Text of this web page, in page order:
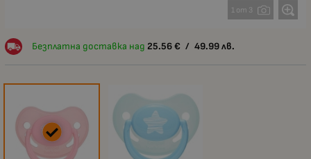
1 от 3
Безплатна доставка над 25.56 € / 49.99 лв.